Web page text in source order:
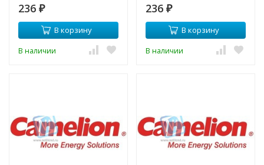
236 ₽
В корзину
В наличии
236 ₽
В корзину
В наличии